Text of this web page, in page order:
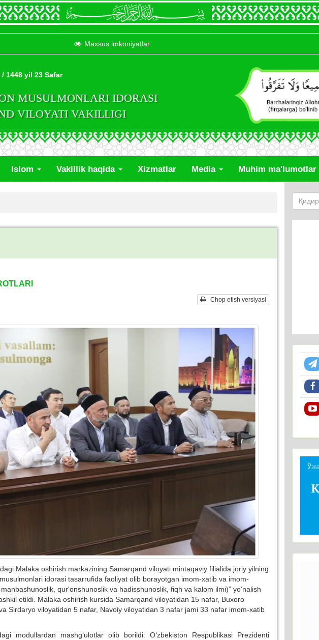
Maxsus imkoniyatlar
1448 yil 23 Safar
MUSULMONLARI IDORASI
VILOYATI VAKILLIGI
Islom Vakillik haqida Xizmatlar Media Muhim ma'lumotlar
Chop etish versiyasi
Malaka oshirish markazining Samarqand viloyati mintaqaviy filialida joriy yilning
idorasi tasarrufida faoliyat olib borayotgan imom-xatib va imom-
qur'onshunoslik va hadisshunoslik, fiqh va kalom ilmi)” yo‘nalish
etildi. Malaka oshirish kursida Samarqand viloyatidan 15 nafar, Buxoro
Sirdaryo viloyatidan 5 nafar, Navoiy viloyatidan 3 nafar jami 33 nafar imom-xatib
modullardan mashg‘ulotlar olib borildi: O‘zbekiston Respublikasi Prezidenti